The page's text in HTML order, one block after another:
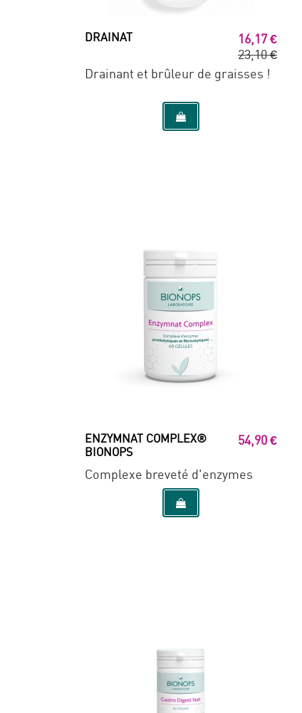
DRAINAT
16,17 €
23,10 €
Drainant et brûleur de graisses !
ENZYMNAT COMPLEX®
BIONOPS
54,90 €
Complexe breveté d'enzymes